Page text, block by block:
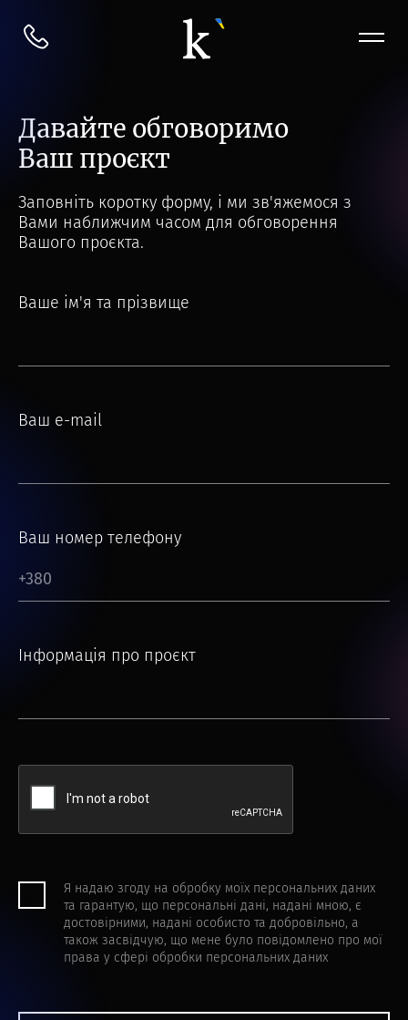
Давайте обговоримо
Ваш проєкт
Заповніть коротку форму, і ми зв'яжемося з
Вами наближчим часом для обговорення
Вашого проєкта.
Ваше ім'я та прізвище
Ваш e-mail
Ваш номер телефону
Інформація про проєкт
Я надаю згоду на обробку моїх персональних даних
та гарантую, що персональні дані, надані мною, є
достовірними, надані особисто та добровільно, а
також засвідчую, що мене було повідомлено про мої
права у сфері обробки персональних даних